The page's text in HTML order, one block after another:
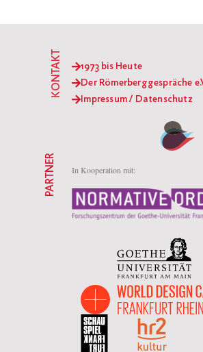
1973 bis Heute
Der Römerberggespräche
Impressum / Datenschutz
KONTAKT
In Kooperation mit:
PARTNER